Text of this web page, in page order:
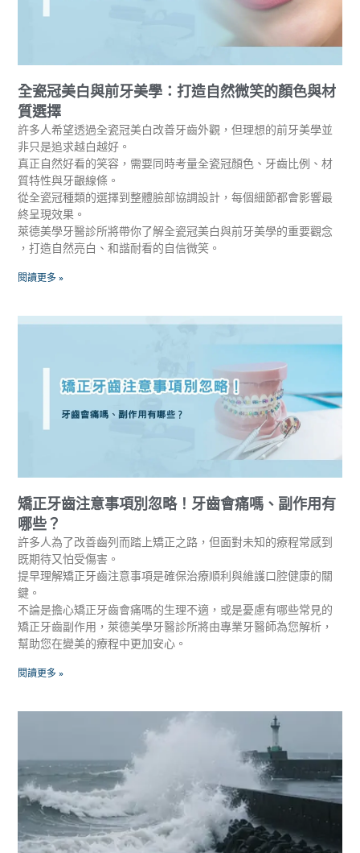
全瓷冠美白與前牙美學：打造自然微笑的顏色與材
質選擇
許多人希望透過全瓷冠美白改善牙齒外觀，但理想的前牙美學並
非只是追求越白越好。
真正自然好看的笑容，需要同時考量全瓷冠顏色、牙齒比例、材
質特性與牙齦線條。
從全瓷冠種類的選擇到整體臉部協調設計，每個細節都會影響最
終呈現效果。
萊德美學牙醫診所將帶你了解全瓷冠美白與前牙美學的重要觀念
，打造自然亮白、和諧耐看的自信微笑。
閱讀更多 »
矯正牙齒注意事項別忽略！牙齒會痛嗎、副作用有
哪些？
許多人為了改善齒列而踏上矯正之路，但面對未知的療程常感到
既期待又怕受傷害。
提早理解矯正牙齒注意事項是確保治療順利與維護口腔健康的關
鍵。
不論是擔心矯正牙齒會痛嗎的生理不適，或是憂慮有哪些常見的
矯正牙齒副作用，萊德美學牙醫診所將由專業牙醫師為您解析，
幫助您在變美的療程中更加安心。
閱讀更多 »